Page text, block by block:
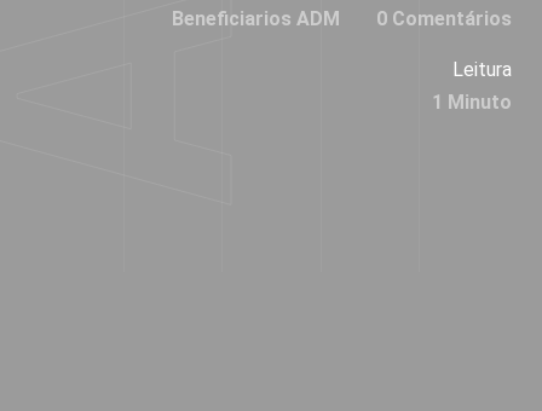
Beneficiarios ADM
0 Comentários
Leitura
1 Minuto